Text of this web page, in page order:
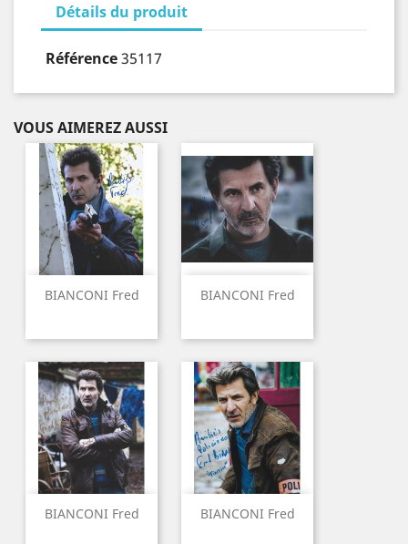
Détails du produit
Référence35117
VOUS AIMEREZ AUSSI
BIANCONI Fred BIANCONI Fred
BIANCONI Fred BIANCONI Fred